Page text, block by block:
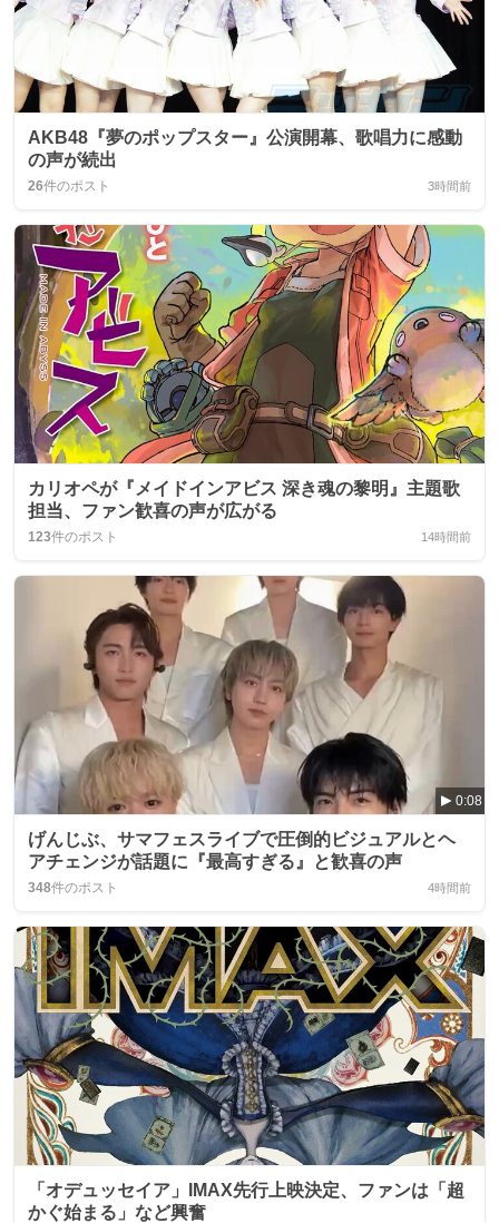
AKB48『夢のポップスター』公演開幕、歌唱力に感動
の声が続出
26件のポスト 3時間前
カリオペが『メイドインアビス 深き魂の黎明』主題歌
担当、ファン歓喜の声が広がる
123件のポスト 14時間前
0:08
げんじぶ、サマフェスライブで圧倒的ビジュアルとヘ
アチェンジが話題に『最高すぎる』と歓喜の声
348件のポスト 4時間前
「オデュッセイア」IMAX先行上映決定、ファンは「超
かぐ始まる」など興奮